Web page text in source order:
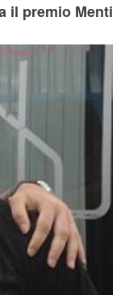
il premio Menti